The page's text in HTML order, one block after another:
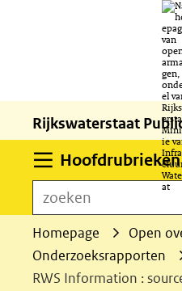
Rijkswaterstaat
Hoofdrubrieken
zoeken
Homepage
Open
Onderzoeksrapporten
RWS Information :